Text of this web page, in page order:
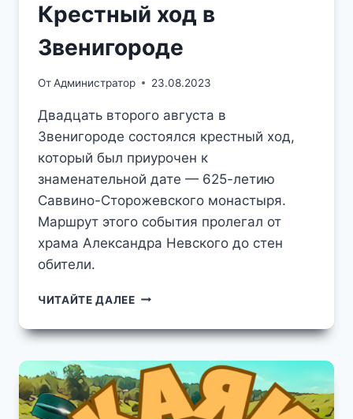
Крестный ход в
Звенигороде
ОтАдминистратор 23.08.2023
Двадцать второго августа в
Звенигороде состоялся крестный ход,
который был приурочен к
знаменательной дате — 625-летию
Саввино-Сторожевского монастыря.
Маршрут этого события пролегал от
храма Александра Невского до стен
обители.
ЧИТАЙТЕ ДАЛЕЕКРЕСТНЫЙ
В